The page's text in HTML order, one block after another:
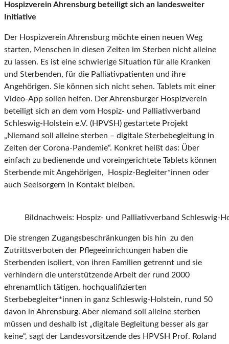
Hospizverein Ahrensburg beteiligt sich an landesweiter
Initiative
Der Hospizverein Ahrensburg möchte einen neuen Weg
starten, Menschen in diesen Zeiten im Sterben nicht alleine
zu lassen. Es ist eine schwierige Situation für alle Kranken
und Sterbenden, für die Palliativpatienten und ihre
Angehörigen. Sie können sich nicht sehen. Tablets mit einer
Video-App sollen helfen. Der Ahrensburger Hospizverein
beteiligt sich an dem vom Hospiz- und Palliativverband
Schleswig-Holstein e.V. (HPVSH) gestartete Projekt
„Niemand soll alleine sterben – digitale Sterbebegleitung in
Zeiten der Corona-Pandemie“. Konkret heißt das: Über
einfach zu bedienende und voreingerichtete Tablets können
Sterbende mit Angehörigen, Hospiz-Begleiter*innen oder
auch Seelsorgern in Kontakt bleiben.
Bildnachweis: Hospiz- und Palliativverband Schleswig-
Die strengen Zugangsbeschränkungen bis hin zu den
Zutrittsverboten der Pflegeeinrichtungen haben die
Sterbenden isoliert, von ihren Familien getrennt und sie
verhindern die unterstützende Arbeit der rund 2000
ehrenamtlich tätigen, hochqualifizierten
Sterbebegleiter*innen in ganz Schleswig-Holstein, rund 50
davon in Ahrensburg. Aber niemand soll alleine sterben
müssen und deshalb ist „digitale Begleitung besser als gar
keine“, sagt der Landesvorsitzende des HPVSH Prof. Roland